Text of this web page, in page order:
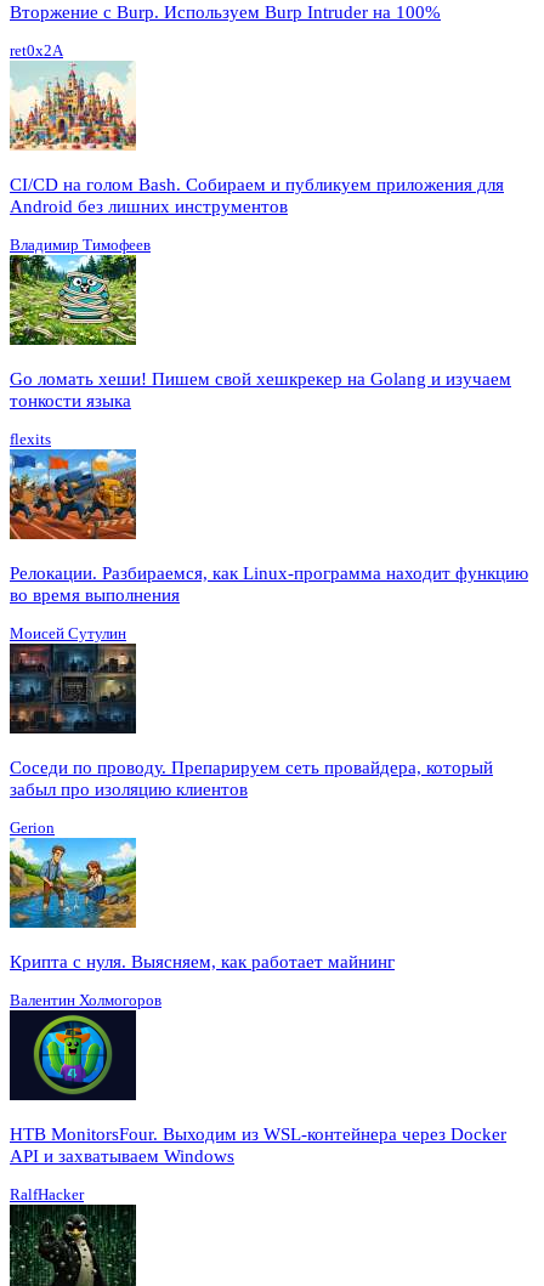
Вторжение с Burp. Используем Burp Intruder на 100%
ret0x2A
CI/CD на голом Bash. Собираем и публикуем приложения для
Android без лишних инструментов
Владимир Тимофеев
Go ломать хеши! Пишем свой хешкрекер на Golang и изучаем
тонкости языка
flexits
Релокации. Разбираемся, как Linux-программа находит функцию
во время выполнения
Моисей Сутулин
Соседи по проводу. Препарируем сеть провайдера, который
забыл про изоляцию клиентов
Gerion
Крипта с нуля. Выясняем, как работает майнинг
Валентин Холмогоров
HTB MonitorsFour. Выходим из WSL-контейнера через Docker
API и захватываем Windows
RalfHacker